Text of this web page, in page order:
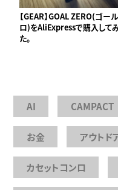
【GEAR】GOAL ZERO(ゴー
ロ)をAliExpressで購入して
た。
AI CAMPACT
お金 アウトド
カセットコンロ